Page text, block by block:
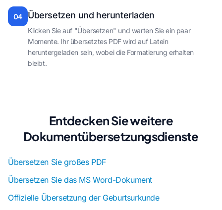
04 Übersetzen und herunterladen
Klicken Sie auf "Übersetzen" und warten Sie ein paar
Momente. Ihr übersetztes PDF wird auf Latein
heruntergeladen sein, wobei die Formatierung erhalten
bleibt.
Entdecken Sie weitere
Dokumentübersetzungsdienste
Übersetzen Sie großes PDF
Übersetzen Sie das MS Word-Dokument
Offizielle Übersetzung der Geburtsurkunde